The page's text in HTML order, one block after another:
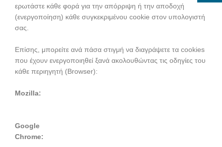
ερωτάστε κάθε φορά για την απόρριψη ή την αποδοχή
(ενεργοποίηση) κάθε συγκεκριμένου cookie στον υπολογιστή
σας.
Επίσης, μπορείτε ανά πάσα στιγμή να διαγράψετε τα cookies
που έχουν ενεργοποιηθεί ξανά ακολουθώντας τις οδηγίες του
κάθε περιηγητή (Browser):
Mozilla:
Google
Chrome: